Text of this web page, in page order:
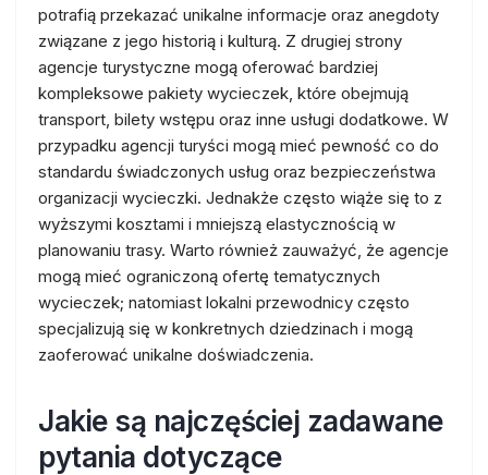
potrafią przekazać unikalne informacje oraz anegdoty
związane z jego historią i kulturą. Z drugiej strony
agencje turystyczne mogą oferować bardziej
kompleksowe pakiety wycieczek, które obejmują
transport, bilety wstępu oraz inne usługi dodatkowe. W
przypadku agencji turyści mogą mieć pewność co do
standardu świadczonych usług oraz bezpieczeństwa
organizacji wycieczki. Jednakże często wiąże się to z
wyższymi kosztami i mniejszą elastycznością w
planowaniu trasy. Warto również zauważyć, że agencje
mogą mieć ograniczoną ofertę tematycznych
wycieczek; natomiast lokalni przewodnicy często
specjalizują się w konkretnych dziedzinach i mogą
zaoferować unikalne doświadczenia.
Jakie są najczęściej zadawane
pytania dotyczące